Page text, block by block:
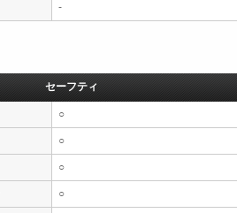
-
セーフティ
○
○
○
○